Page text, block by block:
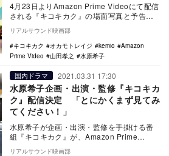
4月23日よりAmazon Prime Videoにて配信
される『キコキカク』の場面写真と予告編
が公開された。 本作は、アー…
リアルサウンド映画部
キコキカク
オカモトレイジ kemio
Amazon
Prime Video
山田孝之 水原希子
国内ドラマ 2021.03.31 17:30
水原希子企画・出演・監修『キコキカ
ク』配信決定 「とにかくまず見てみ
てください！」
水原希子が企画・出演・監修を手掛ける番
組『キコキカク』が、Amazon Prime
Videoにて4月23日より配信されることが…
リアルサウンド映画部